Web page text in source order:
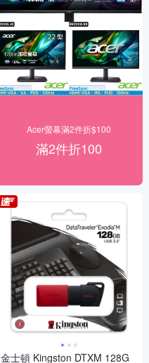
Acer螢幕滿2件折$100
滿2件折100
金士頓 Kingston DTXM 128G